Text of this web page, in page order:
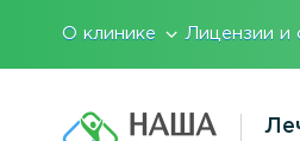
О клинике Лицензии и